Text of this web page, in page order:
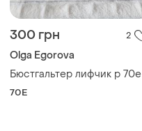
300 грн 2
Olga Egorova
Бюстгальтер лифчик р 70е
70E